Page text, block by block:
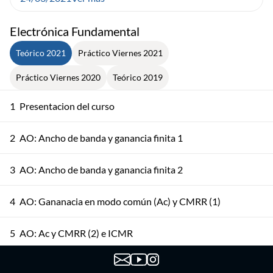
Electrónica Fundamental
Teórico 2021 Práctico Viernes 2021
Práctico Viernes 2020 Teórico 2019
1 Presentacion del curso
2 AO: Ancho de banda y ganancia finita 1
3 AO: Ancho de banda y ganancia finita 2
4 AO: Gananacia en modo común (Ac) y CMRR (1)
5 AO: Ac y CMRR (2) e ICMR
AO: No idealidades DC, Integrador, Excursión de Salida y